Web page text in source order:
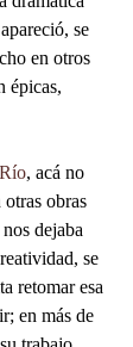
se
en otros
épicas,
, acá no
obras
dejaba
se
retomar esa
en más de